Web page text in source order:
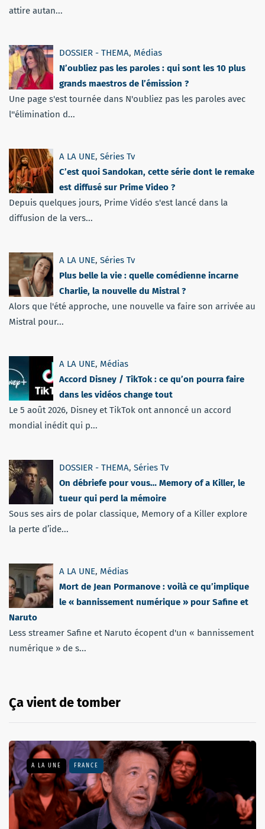
attire autan...
DOSSIER - THEMA, Médias
N’oubliez pas les paroles : qui sont les 10 plus
grands maestros de l’émission ?
Une page s'est tournée dans N'oubliez pas les paroles avec
l''élimination d...
A LA UNE, Séries Tv
C’est quoi Sandokan, cette série dont le remake
est diffusé sur Prime Video ?
Depuis quelques jours, Prime Vidéo s'est lancé dans la
diffusion de la vers...
A LA UNE, Séries Tv
Plus belle la vie : quelle comédienne incarne
Charlie, la nouvelle du Mistral ?
Alors que l'été approche, une nouvelle va faire son arrivée au
Mistral pour...
A LA UNE, Médias
Accord Disney / TikTok : ce qu’on pourra faire
dans les vidéos change tout
Le 5 août 2026, Disney et TikTok ont annoncé un accord
mondial inédit qui p...
DOSSIER - THEMA, Séries Tv
On débriefe pour vous… Memory of a Killer, le
tueur qui perd la mémoire
Sous ses airs de polar classique, Memory of a Killer explore
la perte d’ide...
A LA UNE, Médias
Mort de Jean Pormanove : voilà ce qu’implique
le « bannissement numérique » pour Safine et
Naruto
Less streamer Safine et Naruto écopent d'un « bannissement
numérique » de s...
Ça vient de tomber
A LA UNE FRANCE